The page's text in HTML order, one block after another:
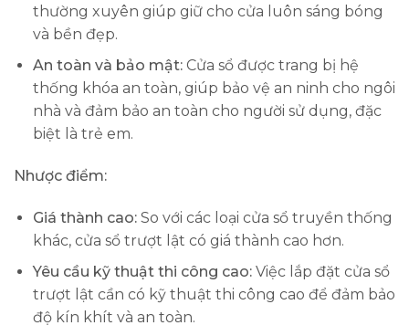
thường xuyên giúp giữ cho cửa luôn sáng bóng
và bền đẹp.
An toàn và bảo mật:Cửa sổ được trang bị hệ
thống khóa an toàn, giúp bảo vệ an ninh cho ngôi
nhà và đảm bảo an toàn cho người sử dụng, đặc
biệt là trẻ em.
Nhược điểm:
Giá thành cao:So với các loại cửa sổ truyền thống
khác, cửa sổ trượt lật có giá thành cao hơn.
Yêu cầu kỹ thuật thi công cao:Việc lắp đặt cửa sổ
trượt lật cần có kỹ thuật thi công cao để đảm bảo
độ kín khít và an toàn.